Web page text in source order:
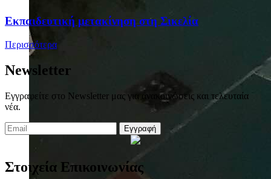
Eκπαιδευτική μετακίνηση στη Σικελία
Περισσότερα
Newsletter
Εγγραφείτε στο Newsletter μας για ανακοινώσεις και τελευταία
νέα.
Εγγραφή
Στοιχεία Επικοινωνίας